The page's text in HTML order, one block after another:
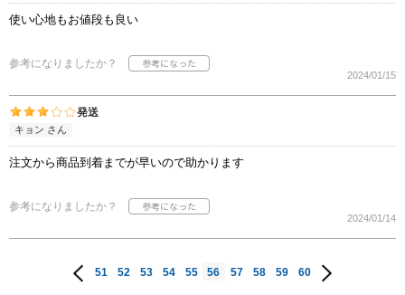
使い心地もお値段も良い
参考になりましたか？
2024/01/15
発送
キョン さん
注文から商品到着までが早いので助かります
参考になりましたか？
2024/01/14
51 52 53 54 55 56 57 58 59 60